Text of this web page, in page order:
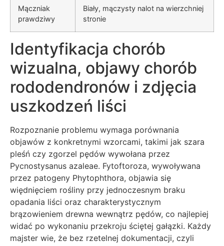
Mączniak
prawdziwy
Biały, mączysty nalot na wierzchniej
stronie
Identyfikacja chorób
wizualna, objawy chorób
rododendronów i zdjęcia
uszkodzeń liści
Rozpoznanie problemu wymaga porównania
objawów z konkretnymi wzorcami, takimi jak szara
pleśń czy zgorzel pędów wywołana przez
Pycnostysanus azaleae. Fytoftoroza, wywoływana
przez patogeny Phytophthora, objawia się
więdnięciem rośliny przy jednoczesnym braku
opadania liści oraz charakterystycznym
brązowieniem drewna wewnątrz pędów, co najlepiej
widać po wykonaniu przekroju ściętej gałązki. Każdy
majster wie, że bez rzetelnej dokumentacji, czyli